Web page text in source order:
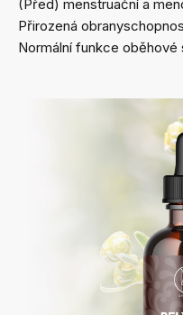
(Před) menstruační a
Přirozená
Normální funkce oběhové